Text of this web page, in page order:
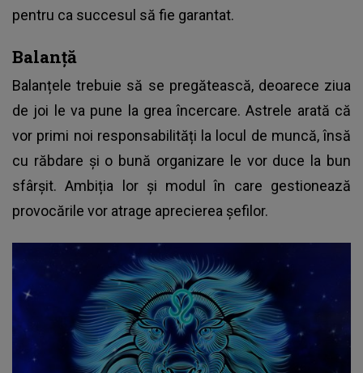
pentru ca succesul să fie garantat.
Balanță
Balanțele trebuie să se pregătească, deoarece ziua
de joi le va pune la grea încercare. Astrele arată că
vor primi noi responsabilități la locul de muncă, însă
cu răbdare și o bună organizare le vor duce la bun
sfârșit. Ambiția lor și modul în care gestionează
provocările vor atrage aprecierea șefilor.